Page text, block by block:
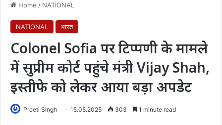
Home / NATIONAL
NATIONAL भारत
Colonel Sofia पर टिप्पणी के मामले
में सुप्रीम कोर्ट पहुंचे मंत्री Vijay Shah,
इस्तीफे को लेकर आया बड़ा अपडेट
Preeti Singh 15.05.2025 303 1 minute read